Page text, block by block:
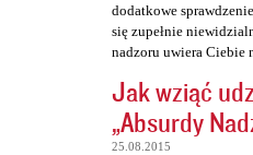
dodatkowe
się zupełnie
nadzoru uwiera Ciebie
Jak wziąć
„Absurdy
25.08.2015